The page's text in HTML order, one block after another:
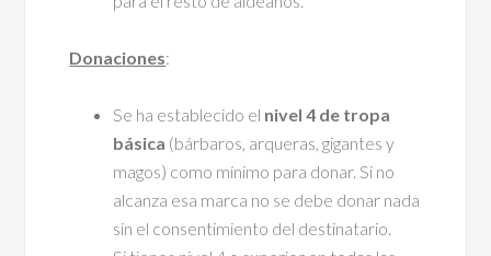
Donaciones:
Se ha establecido el nivel 4 de tropa
básica (bárbaros, arqueras, gigantes y
magos) como mínimo para donar. Si no
alcanza esa marca no se debe donar nada
sin el consentimiento del destinatario.